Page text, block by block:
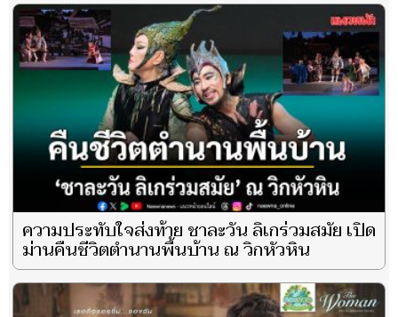
ความประทับใจส่งท้าย ชาละวัน ลิเกร่วมสมัย เปิด
ม่านคืนชีวิตตำนานพื้นบ้าน ณ วิกหัวหิน